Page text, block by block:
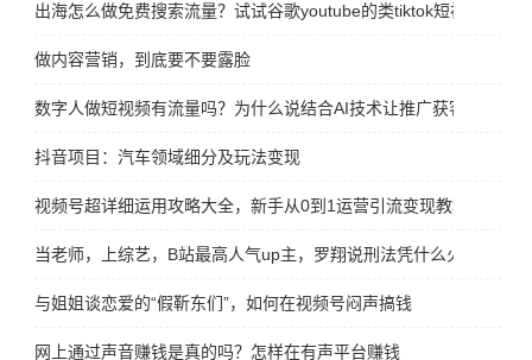
出海怎么做免费搜索流量？试试谷歌youtube的类tiktok短视频平台
做内容营销，到底要不要露脸
数字人做短视频有流量吗？为什么说结合AI技术让推广获客转化更
抖音项目：汽车领域细分及玩法变现
视频号超详细运用攻略大全，新手从0到1运营引流变现教程
当老师，上综艺，B站最高人气up主，罗翔说刑法凭什么火出圈
与姐姐谈恋爱的“假靳东们”，如何在视频号闷声搞钱
网上通过声音赚钱是真的吗？怎样在有声平台赚钱